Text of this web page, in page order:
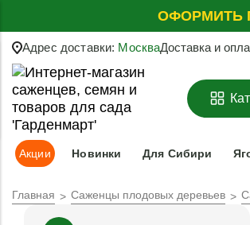
ОФОРМИТЬ
Адрес доставки: МоскваДоставка и
Акции Новинки Для Сибири
Главная Саженцы плодовых деревьев